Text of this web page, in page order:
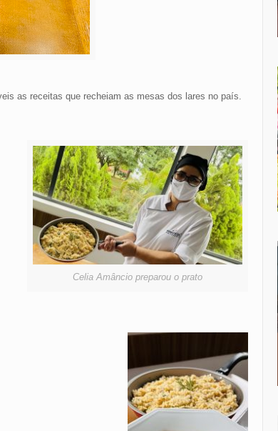
as receitas que recheiam as mesas dos lares no país.
Celia Amâncio preparou o prato